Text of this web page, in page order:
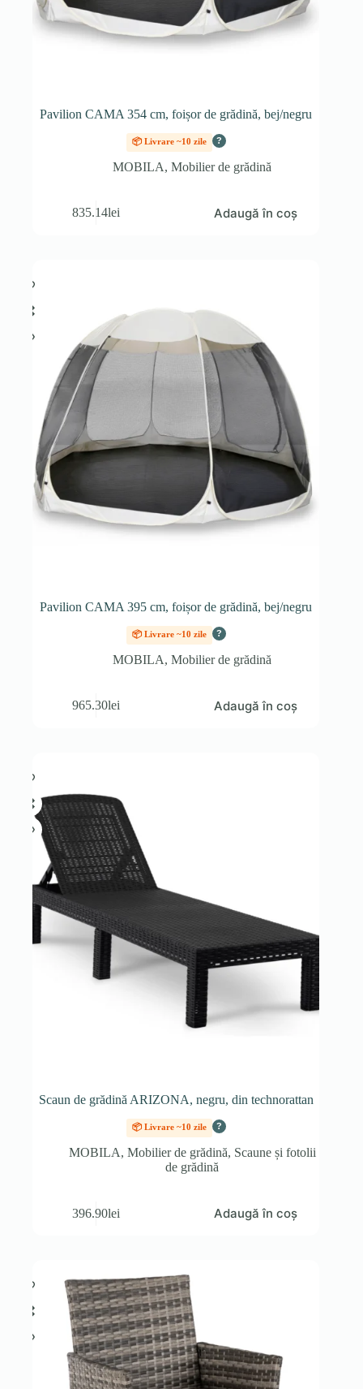
Pavilion CAMA 354 cm, foișor de grădină, bej/negru
📦 Livrare ~10 zile ?
MOBILA,Mobilier de grădină
835.14lei Adaugă în coș
Pavilion CAMA 395 cm, foișor de grădină, bej/negru
📦 Livrare ~10 zile ?
MOBILA,Mobilier de grădină
965.30lei Adaugă în coș
Scaun de grădină ARIZONA, negru, din technorattan
📦 Livrare ~10 zile ?
MOBILA, Mobilier de grădină, Scaune și fotolii
de grădină
396.90lei Adaugă în coș